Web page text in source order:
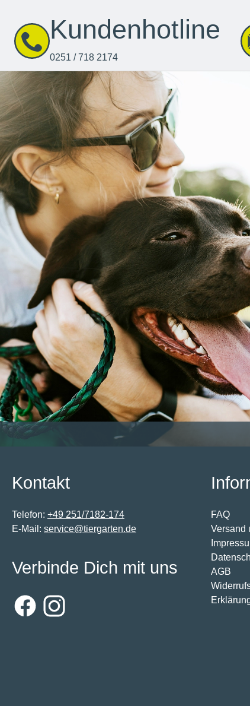
Kundenhotline
0251 / 718 2174
Kontakt
Telefon: +49 251/7182-174
E-Mail: service@tiergarten.de
FAQ
Versand
AGB
Verbinde Dich mit uns
FacebookInstagram